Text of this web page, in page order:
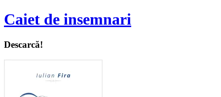
Caiet de insemnari
Descarcă!